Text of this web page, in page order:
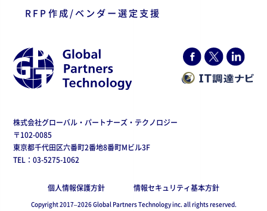
RFP作成/ベンダー選定支援
株式会社グローバル・パートナーズ・テクノロジー
〒102-0085
東京都千代田区六番町2番地8番町Mビル3F
TEL：03-5275-1062
個人情報保護方針 情報セキュリティ基本方針
Copyright 2017–2026 Global Partners Technology inc. all rights reserved.